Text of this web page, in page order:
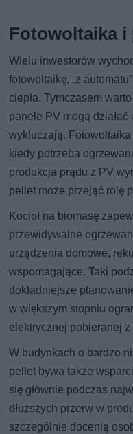
Fotowoltaika i
Wielu inwestorów
fotowoltaikę, „z
ciepła. Tymczasem
panele PV mogą
wykluczają.
kiedy potrzeba
produkcja prądu z PV
pellet może przejąć rolę
Kocioł na biomasę
przewidywalne
urządzenia domowe,
wspomagające. Taki
dokładniejsze
w większym stopniu
elektrycznej pobieranej z
W budynkach o bardzo
pellet bywa także
się głównie podczas
dłuższych przerw w
szczególnie docenią